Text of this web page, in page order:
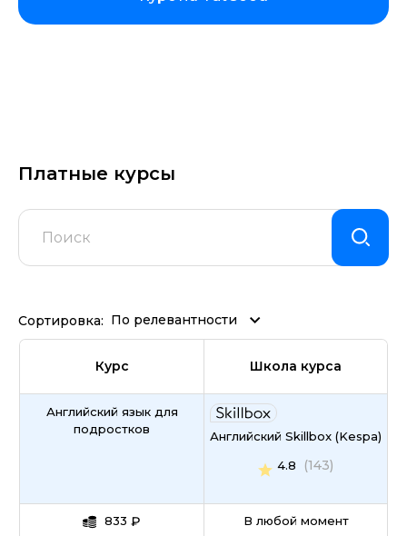
Платные курсы
Сортировка: По релевантности
Курс Школа курса
Английский язык для
подростков
833 ₽
Английский Skillbox (Kespa)
4.8
(143)
В любой момент